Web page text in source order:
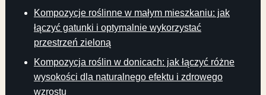
Kompozycje roślinne w małym mieszkaniu: jak
łączyć gatunki i optymalnie wykorzystać
przestrzeń zieloną
Kompozycja roślin w donicach: jak łączyć różne
wysokości dla naturalnego efektu i zdrowego
wzrostu